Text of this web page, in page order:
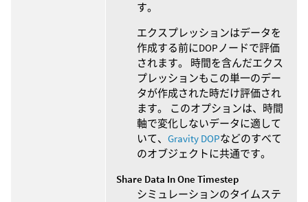
す。
エクスプレッションはデータを
作成する前にDOPノードで評価
されます。 時間を含んだエクス
プレッションもこの単一のデー
タが作成された時だけ評価され
ます。 このオプションは、時間
軸で変化しないデータに適して
いて、 Gravity DOPなどのすべて
のオブジェクトに共通です。
Share Data In One Timestep
シミュレーションのタイムステ